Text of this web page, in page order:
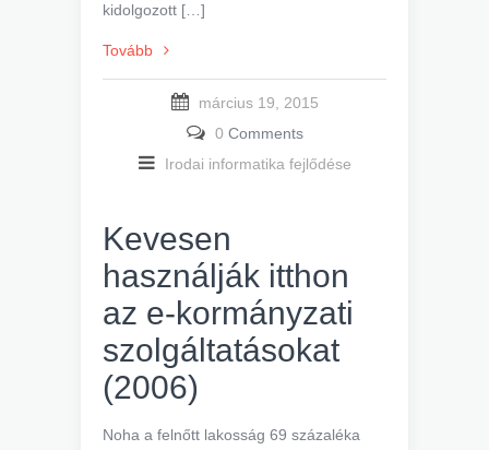
kidolgozott […]
Tovább
március 19, 2015
0 Comments
Irodai informatika fejlődése
Kevesen
használják itthon
az e-kormányzati
szolgáltatásokat
(2006)
Noha a felnőtt lakosság 69 százaléka